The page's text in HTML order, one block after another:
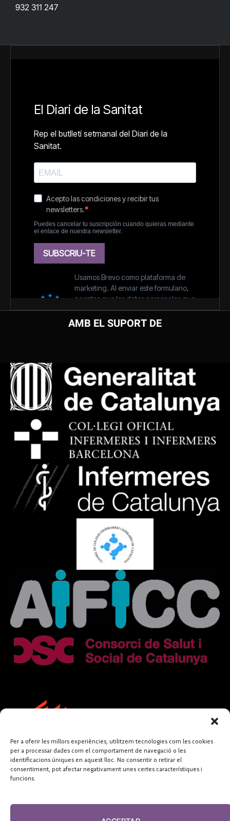
Per a oferir les millors experiències, utilitzem tecnologies com les cookies
per a processar dades com el comportament de navegació o les
identificacions úniques en aquest lloc. No consentir o retirar el
consentiment, pot afectar negativament unes certes característiques i
funcions.
932 311 247
AMB EL SUPORT DE
FUNDACIÓ